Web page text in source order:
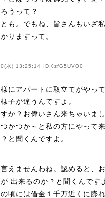
うって？
も。でもね、皆さんもいざ
りますって。
水) 13:25:14 ID:0zfG5UVO0
にアパートに取立てがやっ
子が違うんですよ。
か？お偉いさん来ちゃいま
かつか～と私の方にやって
と聞くんですよ。
えませんわね。認めると、
出来るのか？と聞くんです
頃には借金１千万近くに膨